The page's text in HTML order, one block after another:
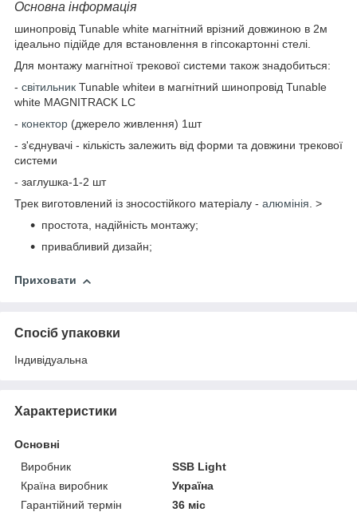
Основна інформація
шинопровід Tunable white магнітний врізний довжиною в 2м
ідеально підійде для встановлення в гіпсокартонні стелі.
Для монтажу магнітної трекової системи також знадобиться:
- світильник Tunable whiteи в магнітний шинопровід Tunable
white MAGNITRACK LC
- конектор (джерело живлення) 1шт
- з'єднувачі - кількість залежить від форми та довжини трекової
системи
- заглушка-1-2 шт
Трек виготовлений із зносостійкого матеріалу - алюмінія. >
простота, надійність монтажу;
привабливий дизайн;
Приховати
Спосіб упаковки
Індивідуальна
Характеристики
Основні
Виробник
SSB Light
Країна виробник
Україна
Гарантійний термін
36 міс